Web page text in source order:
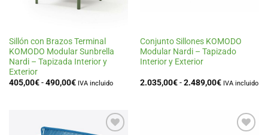
Sillón con Brazos Terminal
KOMODO Modular Sunbrella
Nardi – Tapizada Interior y
Exterior
405,00€ - 490,00€Rango
490,00€
IVA incluido
Conjunto Sillones KOMODO
Modular Nardi – Tapizado
Interior y Exterior
2.035,00€ - 2.489,00€Rango
2.035,00€
hasta
2.489,00€
IVA incluido